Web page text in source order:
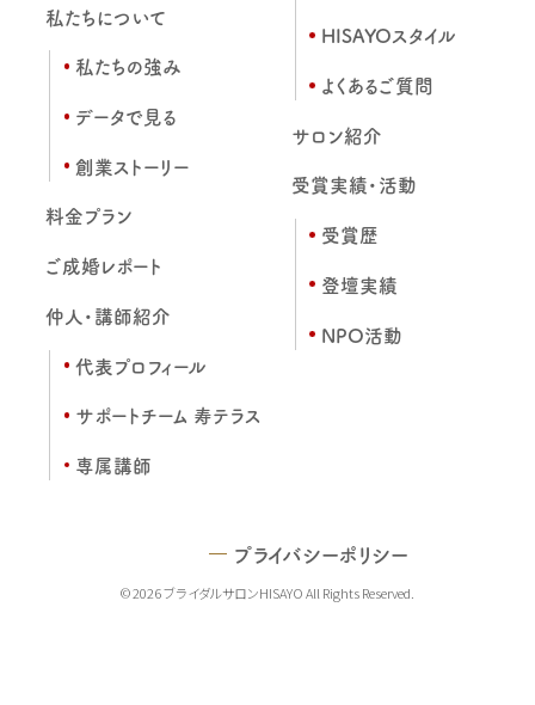
私たちについて
私たちの強み
データで見る
創業ストーリー
料金プラン
ご成婚レポート
仲人・講師紹介
代表プロフィール
サポートチーム 寿テラス
専属講師
HISAYOスタイル
よくあるご質問
サロン紹介
受賞実績・活動
受賞歴
登壇実績
NPO活動
プライバシーポリシー
© 2026 ブライダルサロンHISAYO All Rights Reserved.